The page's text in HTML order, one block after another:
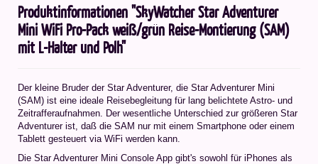
Produktinformationen "SkyWatcher Star Adventurer
Mini WiFi Pro-Pack weiß/grün Reise-Montierung (SAM)
mit L-Halter und Polh"
Der kleine Bruder der Star Adventurer, die Star Adventurer Mini
(SAM) ist eine ideale Reisebegleitung für lang belichtete Astro- und
Zeitrafferaufnahmen. Der wesentliche Unterschied zur größeren Star
Adventurer ist, daß die SAM nur mit einem Smartphone oder einem
Tablett gesteuert via WiFi werden kann.
Die Star Adventurer Mini Console App gibt's sowohl für iPhones als